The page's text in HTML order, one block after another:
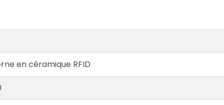
en céramique RFID